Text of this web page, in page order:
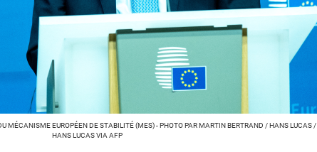
MÉCANISME EUROPÉEN DE STABILITÉ (MES) - PHOTO PAR MARTIN BERTRAND / HANS LUCAS /
HANS LUCAS VIA AFP